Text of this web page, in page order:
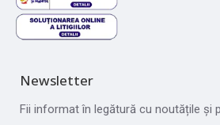
Newsletter
Fii informat în legătură cu noutățile și